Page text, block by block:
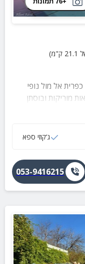
אל מול נופי
מוריקות ובוסתן
ג‘קוזי ספא
053-9416215